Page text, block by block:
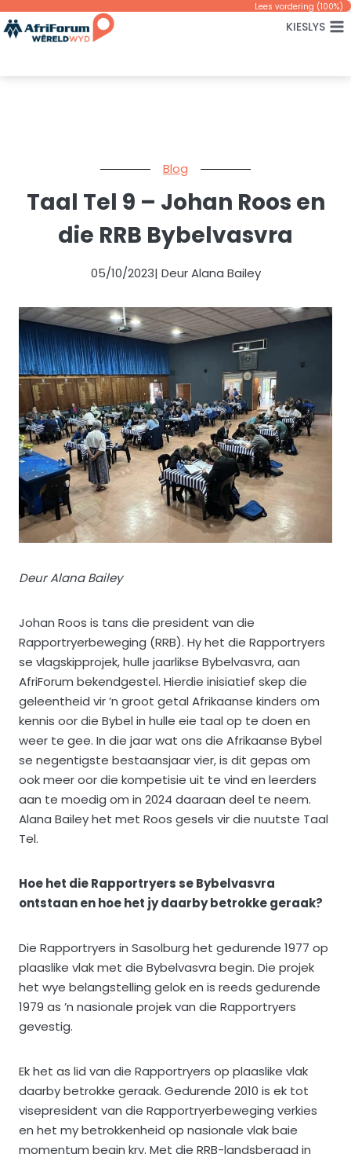
Skip
to
Lees vordering (100%)
KIESLYS
Blog
Taal Tel 9 – Johan Roos en
die RRB Bybelvasvra
05/10/2023| Deur Alana Bailey
Deur Alana Bailey
Johan Roos is tans die president van die
Rapportryerbeweging (RRB). Hy het die Rapportryers
se vlagskipprojek, hulle jaarlikse Bybelvasvra, aan
AfriForum bekendgestel. Hierdie inisiatief skep die
geleentheid vir ’n groot getal Afrikaanse kinders om
kennis oor die Bybel in hulle eie taal op te doen en
weer te gee. In die jaar wat ons die Afrikaanse Bybel
se negentigste bestaansjaar vier, is dit gepas om
ook meer oor die kompetisie uit te vind en leerders
aan te moedig om in 2024 daaraan deel te neem.
Alana Bailey het met Roos gesels vir die nuutste Taal
Tel.
Hoe het die Rapportryers se Bybelvasvra
ontstaan en hoe het jy daarby betrokke geraak?
Die Rapportryers in Sasolburg het gedurende 1977 op
plaaslike vlak met die Bybelvasvra begin. Die projek
het wye belangstelling gelok en is reeds gedurende
1979 as ’n nasionale projek van die Rapportryers
gevestig.
Ek het as lid van die Rapportryers op plaaslike vlak
daarby betrokke geraak. Gedurende 2010 is ek tot
visepresident van die Rapportryerbeweging verkies
en het my betrokkenheid op nasionale vlak baie
momentum begin kry. Met die RRB-landsberaad in